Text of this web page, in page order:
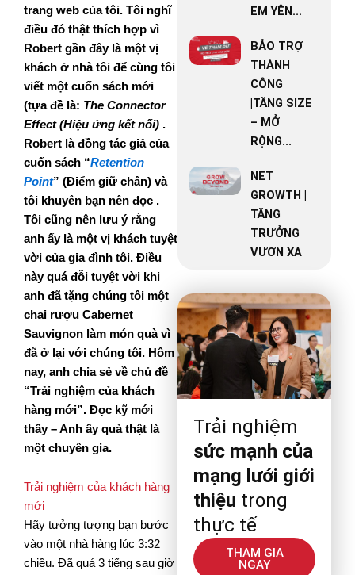
trang web của tôi. Tôi nghĩ
điều đó thật thích hợp vì
Robert gần đây là một vị
khách ở nhà tôi để cùng tôi
viết một cuốn sách mới
(tựa đề là: The Connector
Effect (Hiệu ứng kết nối) .
Robert là đồng tác giả của
cuốn sách “Retention
Point” (Điểm giữ chân) và
tôi khuyên bạn nên đọc .
Tôi cũng nên lưu ý rằng
anh ấy là một vị khách tuyệt
vời của gia đình tôi. Điều
này quá đỗi tuyệt vời khi
anh đã tặng chúng tôi một
chai rượu Cabernet
Sauvignon làm món quà vì
đã ở lại với chúng tôi. Hôm
nay, anh chia sẻ về chủ đề
“Trải nghiệm của khách
hàng mới”. Đọc kỹ mới
thấy – Anh ấy quả thật là
một chuyên gia.
Trải nghiệm của khách hàng
mới
Hãy tưởng tượng bạn bước
vào một nhà hàng lúc 3:32
chiều. Đã quá 3 tiếng sau giờ
EM YÊN...
BẢO TRỢ
THÀNH
CÔNG
|TĂNG SIZE
– MỞ
RỘNG...
NET
GROWTH |
TĂNG
TRƯỞNG
VƯƠN XA
Trải nghiệm
sức mạnh của
mạng lưới giới
thiệu trong
thực tế
THAM GIA
NGAY